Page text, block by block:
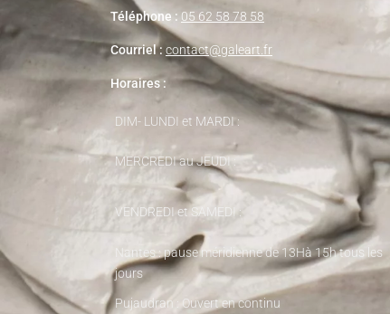
Téléphone : 05 62 58 78 58
Courriel : contact@galeart.fr
Horaires :
DIM- LUNDI et MARDI :
MERCREDI au JEUDI :
VENDREDI et SAMEDI :
Nantes : pause méridienne de 13Hà 15h tous les
jours
Pujaudran : Ouvert en continu